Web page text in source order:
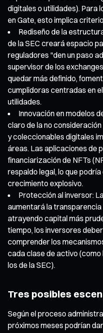
digitales o utilidades). Para
en Gate, esto implica
Rediseño de la
de la SEC creará espacio
reguladores "den un paso
supervisor de los
quedar más definido,
cumplidoras centradas en
utilidades.
Innovación en modelos
claro de la no
y coleccionables digitales
áreas. Las aplicaciones de
financiarización de NFTs
respaldo legal, lo que
crecimiento explosivo.
Protección al inversor:
aumentará la
atrayendo capital más
tiempo, los inversores
comprender los
cada clase de activo
los de la SEC).
Tres posibles
Según el proceso
próximos meses podrían